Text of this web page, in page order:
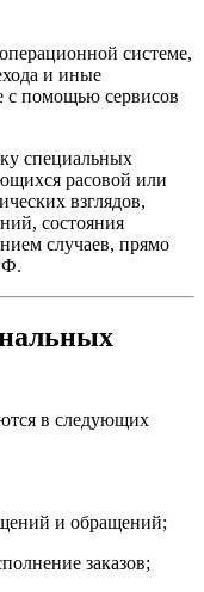
системе,
и иные
с помощью сервисов
специальных
расовой или
взглядов,
состояния
случаев, прямо
в следующих
и обращений;
заказов;